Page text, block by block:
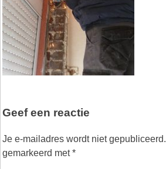
Geef een reactie
Je e-mailadres wordt niet gepubliceerd.
gemarkeerd met*